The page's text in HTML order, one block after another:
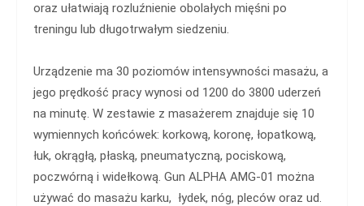
oraz ułatwiają rozluźnienie obolałych mięśni po
treningu lub długotrwałym siedzeniu.
Urządzenie ma 30 poziomów intensywności masażu, a
jego prędkość pracy wynosi od 1200 do 3800 uderzeń
na minutę. W zestawie z masażerem znajduje się 10
wymiennych końcówek: korkową, koronę, łopatkową,
łuk, okrągłą, płaską, pneumatyczną, pociskową,
poczwórną i widełkową. Gun ALPHA AMG‑01 można
używać do masażu karku, łydek, nóg, pleców oraz ud.